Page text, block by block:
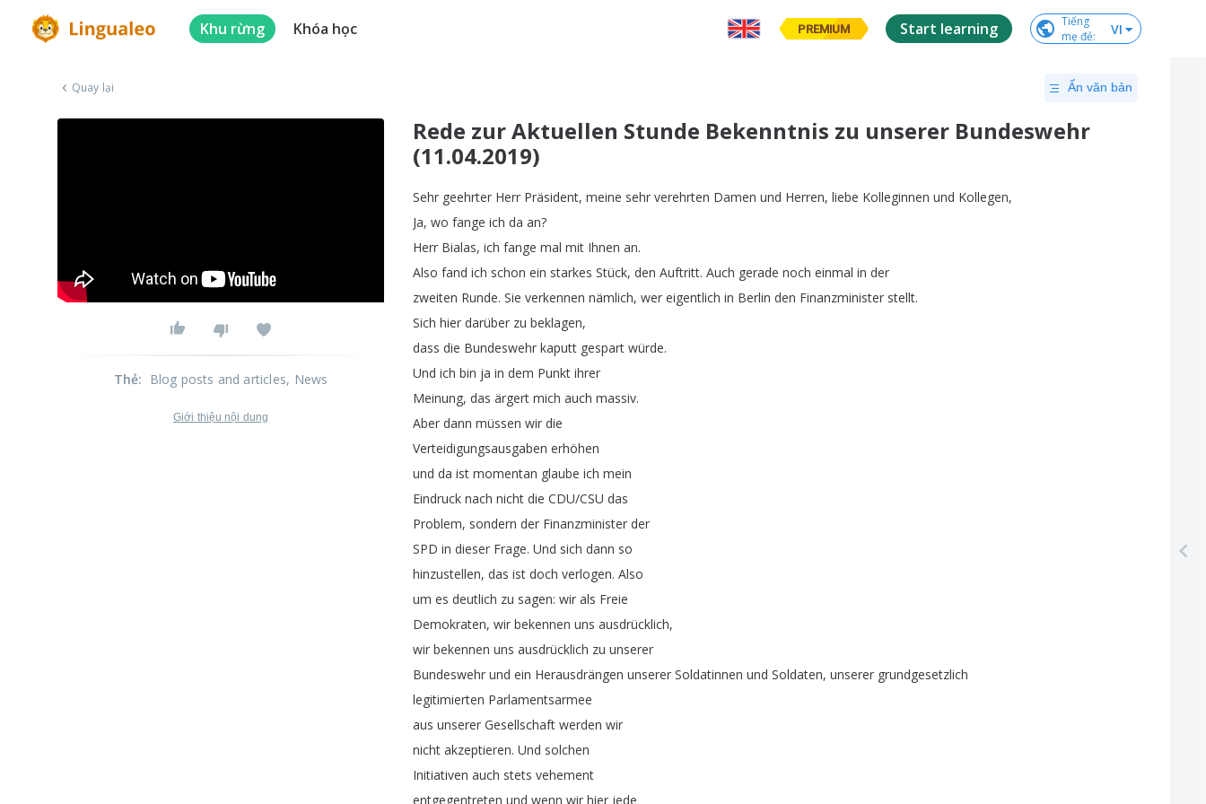
Khu rừng Khóa học PREMIUM Start learning
Tiếng
mẹ đẻ: VI
Quay lại Ẩn văn bản
Rede zur Aktuellen Stunde Bekenntnis zu unserer Bundeswehr
(11.04.2019)
Sehr geehrter Herr Präsident, meine sehr verehrten Damen und Herren, liebe Kolleginnen und Kollegen,
Ja, wo fange ich da an?
Herr Bialas, ich fange mal mit Ihnen an.
Also fand ich schon ein starkes Stück, den Auftritt. Auch gerade noch einmal in der
zweiten Runde. Sie verkennen nämlich, wer eigentlich in Berlin den Finanzminister stellt.
Sich hier darüber zu beklagen,
dass die Bundeswehr kaputt gespart würde.
Und ich bin ja in dem Punkt ihrer
Meinung, das ärgert mich auch massiv.
Aber dann müssen wir die
Verteidigungsausgaben erhöhen
und da ist momentan glaube ich mein
Eindruck nach nicht die CDU/CSU das
Problem, sondern der Finanzminister der
SPD in dieser Frage. Und sich dann so
hinzustellen, das ist doch verlogen. Also
um es deutlich zu sagen: wir als Freie
Demokraten, wir bekennen uns ausdrücklich,
wir bekennen uns ausdrücklich zu unserer
Bundeswehr und ein Herausdrängen unserer Soldatinnen und Soldaten, unserer grundgesetzlich
legitimierten Parlamentsarmee
aus unserer Gesellschaft werden wir
nicht akzeptieren. Und solchen
Initiativen auch stets vehement
entgegentreten und wenn wir hier jede
Thẻ: Blog posts and articles, News
Giới thiệu nội dung